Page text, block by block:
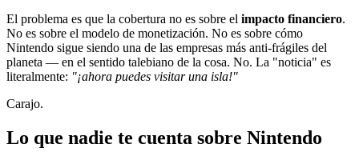
El problema es que la cobertura no es sobre el impacto financiero.
No es sobre el modelo de monetización. No es sobre cómo
Nintendo sigue siendo una de las empresas más anti-frágiles del
planeta — en el sentido talebiano de la cosa. No. La "noticia" es
literalmente: "¡ahora puedes visitar una isla!"
Carajo.
Lo que nadie te cuenta sobre Nintendo